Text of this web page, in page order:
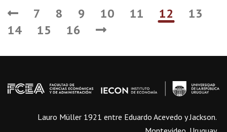
7 8 9 10 11 12
13
14
15 16
Lauro Müller 1921 entre Eduardo Acevedo y Jackson.